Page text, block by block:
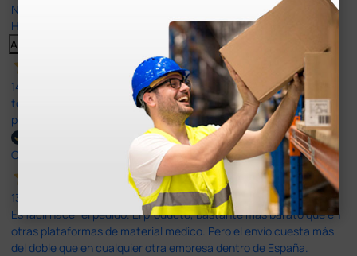
Nuestras reseñas de 4 y 5 estrellas.
Haga clic aquí para leerlos todos >
Anterior
14 Jul 2026
todo correcto. podria señalar que un poco caro los portes y el
plazo de entrega se alarga.
Comprador verificado
13 Jul 2026
Es fácil hacer el pedido. El producto, bastante mas barato que en
otras plataformas de material médico. Pero el envío cuesta más
del doble que en cualquier otra empresa dentro de España.